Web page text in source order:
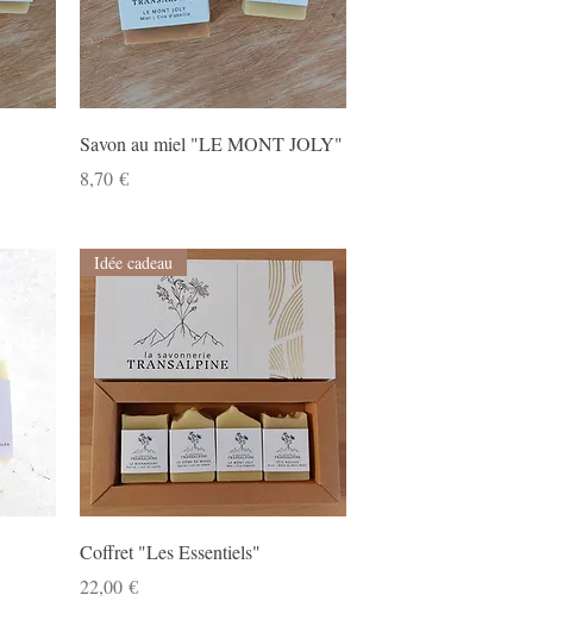
Aperçu rapide
Savon au miel "LE MONT JOLY"
Prix
8,70 €
Aperçu rapide
Idée cadeau
Coffret "Les Essentiels"
Prix
22,00 €